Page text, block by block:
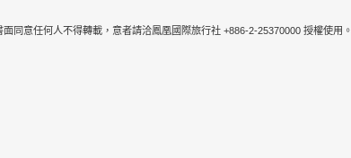
同意任何人不得轉載，意者請洽鳳凰國際旅行社 +886-2-25370000 授權使用。